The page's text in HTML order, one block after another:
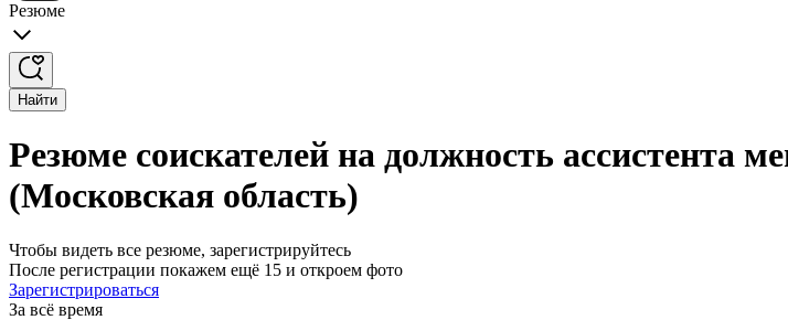
Резюме
Найти
Резюме соискателей на должность ассистента
(Московская область)
Чтобы видеть все резюме, зарегистрируйтесь
После регистрации покажем ещё 15 и откроем фото
Зарегистрироваться
За всё время